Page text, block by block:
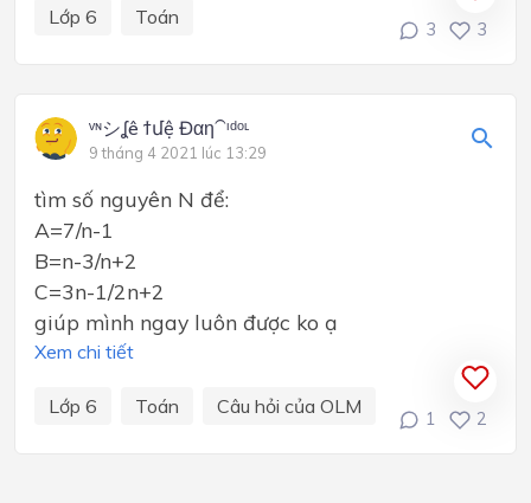
Lớp 6 Toán
3 3
ᵛᶰシʆê ϯմệ Đαη⁀ᶦᵈᵒᶫ
9 tháng 4 2021 lúc 13:29
tìm số nguyên N để:
A=7/n-1
B=n-3/n+2
C=3n-1/2n+2
giúp mình ngay luôn được ko ạ
Xem chi tiết
Lớp 6 Toán Câu hỏi của OLM
1 2